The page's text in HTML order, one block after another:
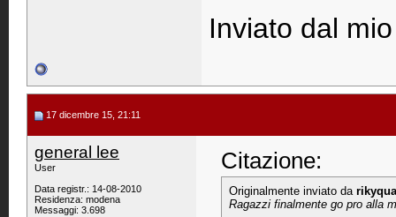
Inviato dal
17 dicembre 15, 21:11
general lee
User
Data registr.: 14-08-2010
Residenza: modena
Messaggi: 3.698
Citazione:
Originalmente inviato da
Ragazzi finalmente go pro alla